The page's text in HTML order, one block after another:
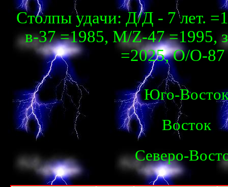
Столпы удачи: Д/Д - 7 лет.
в-37 =1985, М/Z-47 =1995,
=2025, О/О-87
Юго-
Восток
Северо-